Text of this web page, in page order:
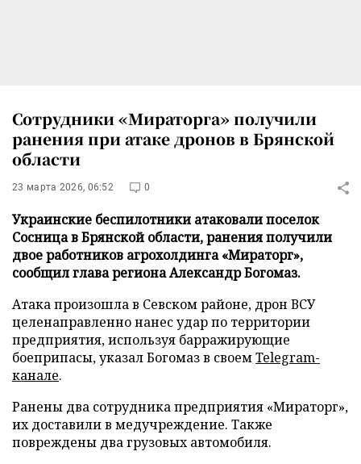
Сотрудники «Мираторга» получили
ранения при атаке дронов в Брянской
области
23 марта 2026, 06:52 0
Украинские беспилотники атаковали поселок
Сосница в Брянской области, ранения получили
двое работников агрохолдинга «Мираторг»,
сообщил глава региона Александр Богомаз.
Атака произошла в Севском районе, дрон ВСУ
целенаправленно нанес удар по территории
предприятия, используя барражирующие
боеприпасы, указал Богомаз в своемTelegram-
канале.
Ранены два сотрудника предприятия «Мираторг»,
их доставили в медучреждение. Также
повреждены два грузовых автомобиля.